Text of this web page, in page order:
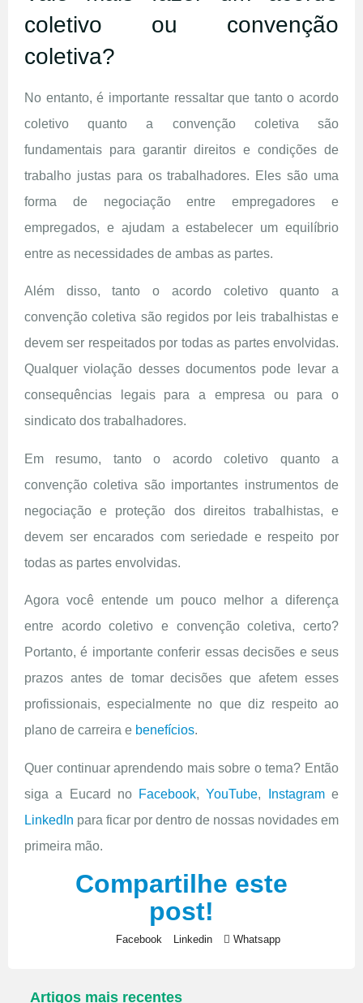
coletivo ou convenção
coletiva?
No entanto, é importante ressaltar que tanto o acordo
coletivo quanto a convenção coletiva são
fundamentais para garantir direitos e condições de
trabalho justas para os trabalhadores. Eles são uma
forma de negociação entre empregadores e
empregados, e ajudam a estabelecer um equilíbrio
entre as necessidades de ambas as partes.
Além disso, tanto o acordo coletivo quanto a
convenção coletiva são regidos por leis trabalhistas e
devem ser respeitados por todas as partes envolvidas.
Qualquer violação desses documentos pode levar a
consequências legais para a empresa ou para o
sindicato dos trabalhadores.
Em resumo, tanto o acordo coletivo quanto a
convenção coletiva são importantes instrumentos de
negociação e proteção dos direitos trabalhistas, e
devem ser encarados com seriedade e respeito por
todas as partes envolvidas.
Agora você entende um pouco melhor a diferença
entre acordo coletivo e convenção coletiva, certo?
Portanto, é importante conferir essas decisões e seus
prazos antes de tomar decisões que afetem esses
profissionais, especialmente no que diz respeito ao
plano de carreira e benefícios.
Quer continuar aprendendo mais sobre o tema? Então
siga a Eucard no Facebook,YouTube, Instagrame
LinkedIn para ficar por dentro de nossas novidades em
primeira mão.
Compartilhe este
post!
Facebook Linkedin Whatsapp
Artigos mais recentes